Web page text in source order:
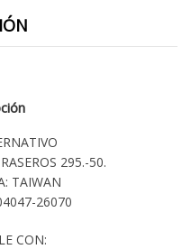
295.-50.
TAIWAN
26070
CON: